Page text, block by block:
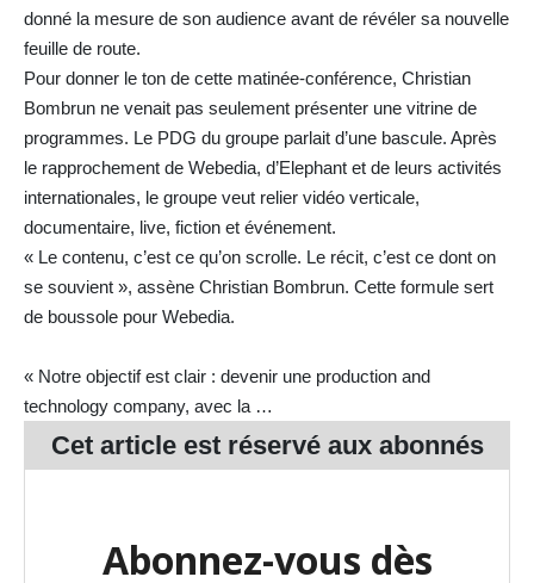
donné la mesure de son audience avant de révéler sa nouvelle
feuille de route.
Pour donner le ton de cette matinée-conférence, Christian
Bombrun ne venait pas seulement présenter une vitrine de
programmes. Le PDG du groupe parlait d’une bascule. Après
le rapprochement de Webedia, d’Elephant et de leurs activités
internationales, le groupe veut relier vidéo verticale,
documentaire, live, fiction et événement.
« Le contenu, c’est ce qu’on scrolle. Le récit, c’est ce dont on
se souvient », assène Christian Bombrun. Cette formule sert
de boussole pour Webedia.
« Notre objectif est clair : devenir une production and
technology company, avec la …
Cet article est réservé aux abonnés
Abonnez-vous dès